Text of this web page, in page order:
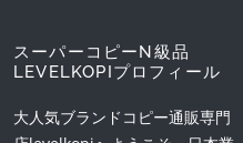
スーパーコピーN級品
LEVELKOPIプロフィール
大人気ブランドコピー通販専門